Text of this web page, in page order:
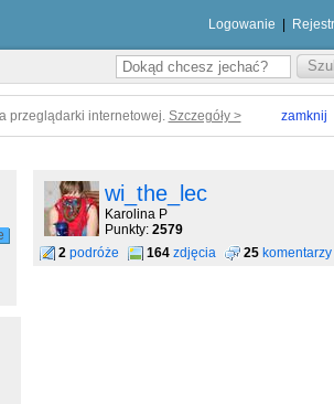
Logowanie
przeglądarki internetowej. Szczegóły > zamknij
wi_the_lec
Karolina P
Punkty: 2579
2 podróże 164 zdjęcia 25 komentarzy